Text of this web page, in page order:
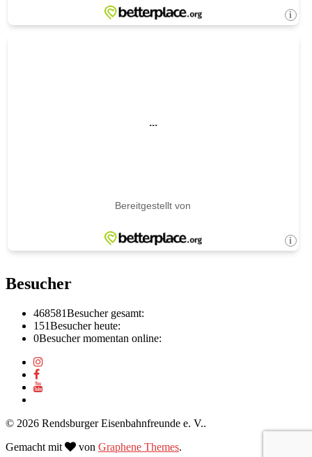
Besucher
468581Besucher gesamt:
151Besucher heute:
0Besucher momentan online:
© 2026 Rendsburger Eisenbahnfreunde e. V..
Gemacht mit
von Graphene Themes.